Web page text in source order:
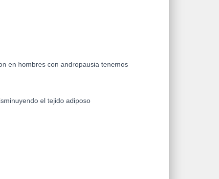
en hombres con andropausia tenemos
el tejido adiposo